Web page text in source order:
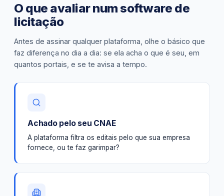
O que avaliar num software de
licitação
Antes de assinar qualquer plataforma, olhe o básico que
faz diferença no dia a dia: se ela acha o que é seu, em
quantos portais, e se te avisa a tempo.
Achado pelo seu CNAE
A plataforma filtra os editais pelo que sua empresa
fornece, ou te faz garimpar?